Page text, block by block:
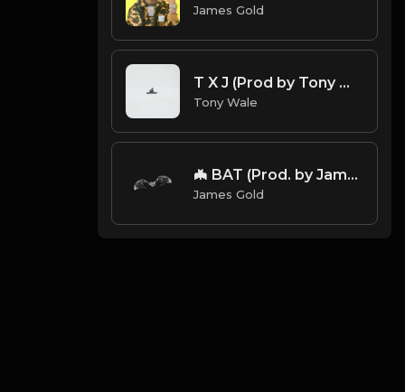
James Gold
T X J (Prod by Tony Wale)
Tony Wale
🦇 BAT (Prod. by James Gold)
James Gold